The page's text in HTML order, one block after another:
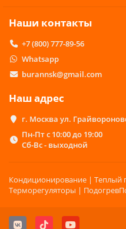
Наши контакты
+7 (800) 777-89-56
Whatsapp
burannsk@gmail.com
Наш адрес
г. Москва ул.
Пн-Пт с 10:00 до 19:00
Сб-Вс - выходной
Кондиционирование |
Терморегуляторы |